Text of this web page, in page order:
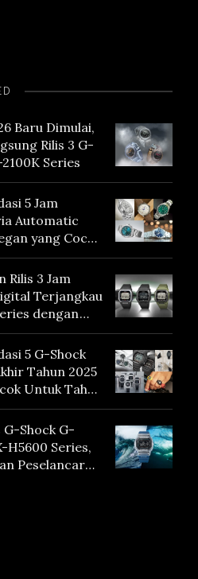
Baru Dimulai,
Rilis 3 G-
Series
5 Jam
Automatic
yang Cocok
2026
Rilis 3 Jam
Terjangkau
dengan
10 Tahun
5 G-Shock
Tahun 2025
Untuk Tahun
G-Shock G-
H5600 Series,
Peselancar